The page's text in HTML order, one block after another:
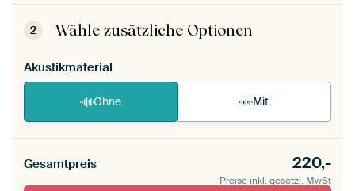
Dein ArtFrame ist im Handumdrehen
aufgebaut.Montageanleitung ansehen
2 Wähle zusätzliche Optionen
Akustikmaterial
Ohne Mit
Gesamtpreis 220,-
Preise inkl. gesetzl. MwSt